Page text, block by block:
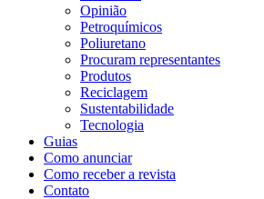
Opinião
Petroquímicos
Poliuretano
Procuram representantes
Produtos
Reciclagem
Sustentabilidade
Tecnologia
Guias
Como anunciar
Como receber a revista
Contato